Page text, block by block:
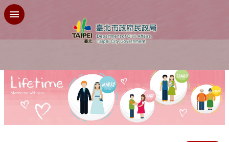
跳到主要內容區塊